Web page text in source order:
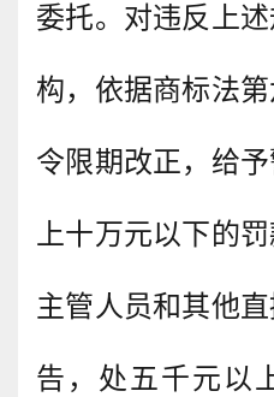
委托。对违反上
构，依据商标法
令限期改正，给
上十万元以下的
主管人员和其他
告，处五千元以